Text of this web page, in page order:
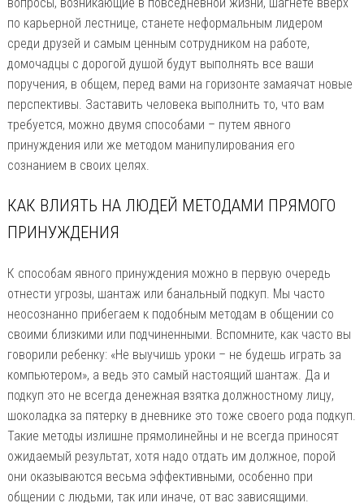
по карьерной лестнице, станете неформальным лидером
среди друзей и самым ценным сотрудником на работе,
домочадцы с дорогой душой будут выполнять все ваши
поручения, в общем, перед вами на горизонте замаячат новые
перспективы. Заставить человека выполнить то, что вам
требуется, можно двумя способами – путем явного
принуждения или же методом манипулирования его
сознанием в своих целях.
КАК ВЛИЯТЬ НА ЛЮДЕЙ МЕТОДАМИ ПРЯМОГО
ПРИНУЖДЕНИЯ
К способам явного принуждения можно в первую очередь
отнести угрозы, шантаж или банальный подкуп. Мы часто
неосознанно прибегаем к подобным методам в общении со
своими близкими или подчиненными. Вспомните, как часто вы
говорили ребенку: «Не выучишь уроки – не будешь играть за
компьютером», а ведь это самый настоящий шантаж. Да и
подкуп это не всегда денежная взятка должностному лицу,
шоколадка за пятерку в дневнике это тоже своего рода подкуп.
Такие методы излишне прямолинейны и не всегда приносят
ожидаемый результат, хотя надо отдать им должное, порой
они оказываются весьма эффективными, особенно при
общении с людьми, так или иначе, от вас зависящими.